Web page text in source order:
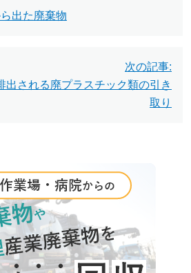
出た廃棄物
次の記事:
出される廃プラスチック類の引き
取り